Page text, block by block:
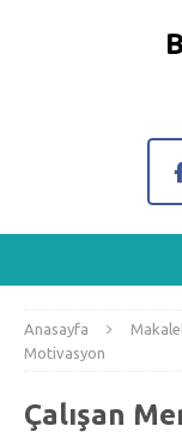
Anasayfa
Motivasyon
Çalışan